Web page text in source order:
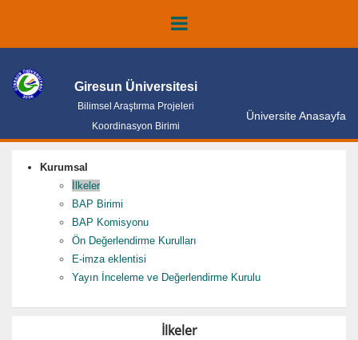
Giresun Üniversitesi
Bilimsel Araştırma Projeleri
Koordinasyon Birimi
Üniversite Anasayfa
Kurumsal
İlkeler
BAP Birimi
BAP Komisyonu
Ön Değerlendirme Kurulları
E-imza eklentisi
Yayın İnceleme ve Değerlendirme Kurulu
İlkeler